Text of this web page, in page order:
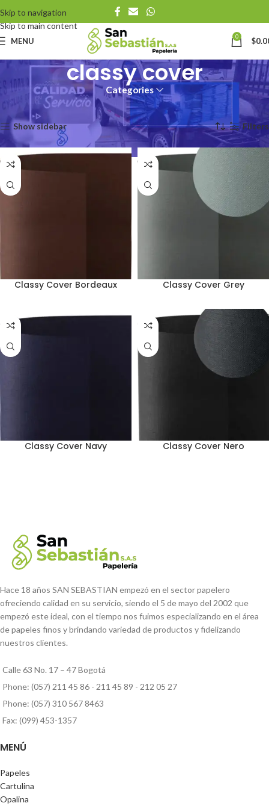
Skip to navigation
Skip to main content
MENU 0 $
classy cover
Categories
Productos etiquetados “classy cover”Mostrando los 4 resultados
Show sidebar Filters
Classy Cover Bordeaux Classy Cover Grey
Classy Cover Navy Classy Cover Nero
Hace 18 años SAN SEBASTIAN empezó en el sector papelero
ofreciendo calidad en su servicio, siendo el 5 de mayo del 2002 que
empezó este ideal, con el tiempo nos fuimos especializando en el área
de papeles finos y brindando variedad de productos y fidelizando
nuestros clientes.
Calle 63 No. 17 – 47 Bogotá
Phone: (057) 211 45 86 - 211 45 89 - 212 05 27
Phone: (057) 310 567 8463
Fax: (099) 453-1357
MENÚ
Papeles
Cartulina
Opalina